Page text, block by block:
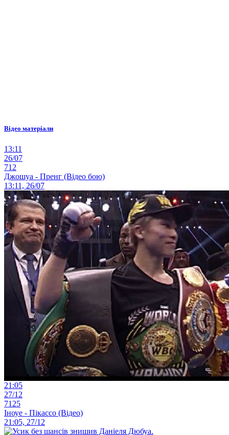
Відео матеріали
13:11
26/07
712
Джошуа - Пренг (Відео бою)
13:11, 26/07
21:05
27/12
7125
Іноуе - Пікассо (Відео)
21:05, 27/12